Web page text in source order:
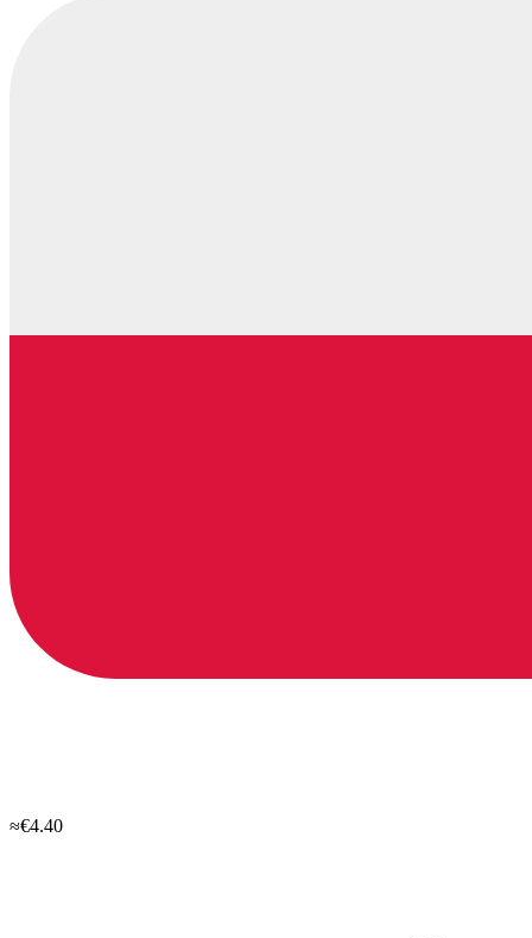
≈€4.40